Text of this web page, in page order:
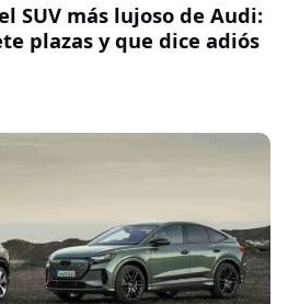
SUV más lujoso de Audi:
plazas y que dice adiós